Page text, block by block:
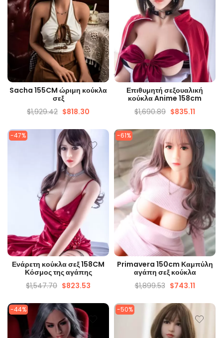
ΓΡΉΓΟΡΗ ΜΑΤΙΆ
Sacha 155CM ώριμη κούκλα
σεξ
$1,929.42 $818.30
ΓΡΉΓΟΡΗ ΜΑΤΙΆ
Επιθυμητή σεξουαλική
κούκλα Anime 158cm
$1,690.89 $835.11
-47%
ΓΡΉΓΟΡΗ ΜΑΤΙΆ
Ενάρετη κούκλα σεξ 158CM
Κόσμος της αγάπης
$1,547.70 $823.53
-61%
ΓΡΉΓΟΡΗ ΜΑΤΙΆ
Primavera 150cm Καμπύλη
αγάπη σεξ κούκλα
$1,899.53 $743.11
-44% -50%